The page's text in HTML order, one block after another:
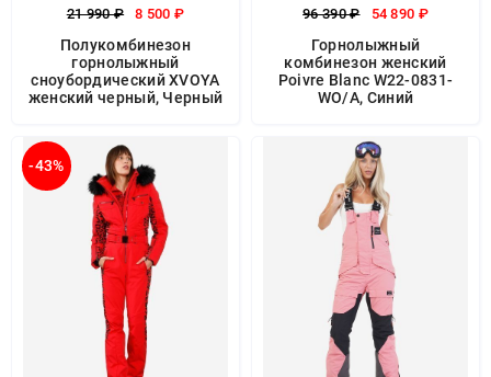
21 990 ₽ 8 500 ₽
Полукомбинезон
горнолыжный
сноубордический XVOYA
женский черный, Черный
96 390 ₽ 54 890 ₽
Горнолыжный
комбинезон женский
Poivre Blanc W22-0831-
WO/A, Синий
-43%